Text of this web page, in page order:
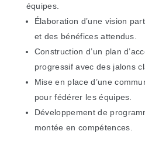
équipes.
Élaboration d’une vision
et des bénéfices attendus.
Construction d’un plan
progressif avec des jalons
Mise en place d’une
pour fédérer les équipes.
Développement de
montée en compétences.